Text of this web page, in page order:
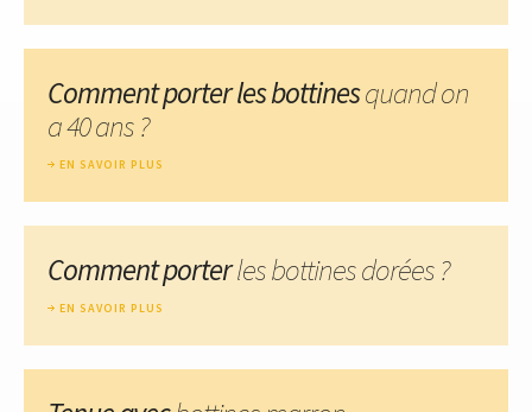
Comment porter les bottinesquand on
a 40 ans ?
EN SAVOIR PLUS
Comment porterles bottines dorées ?
EN SAVOIR PLUS